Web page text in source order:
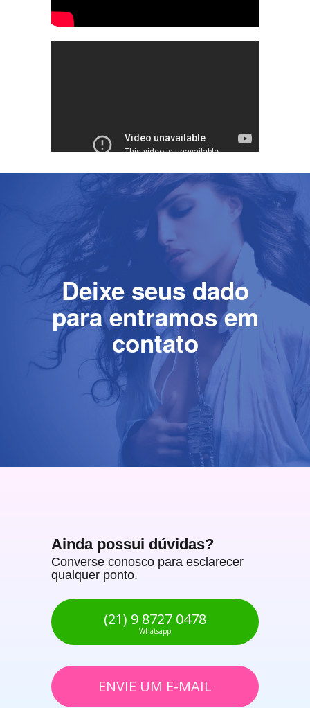
Deixe seus dado
para entramos em
contato
Ainda possui dúvidas?
Converse conosco para esclarecer
qualquer ponto.
(21) 9 8727 0478
Whatsapp
ENVIE UM E-MAIL